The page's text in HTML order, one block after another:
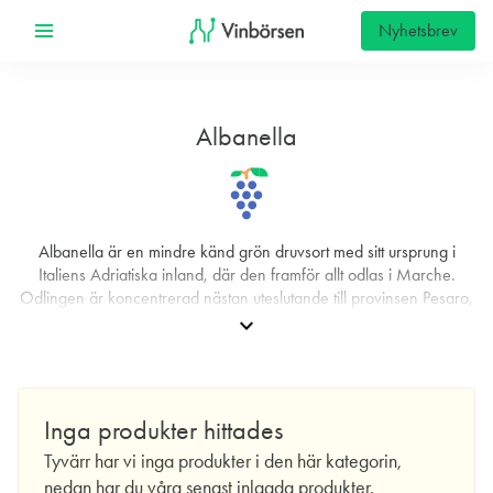
Nyhetsbrev
Albanella
Albanella är en mindre känd grön druvsort med sitt ursprung i
Italiens Adriatiska inland, där den framför allt odlas i Marche.
Odlingen är koncentrerad nästan uteslutande till provinsen Pesaro,
i de böljande kullarna som vetter mot havet och påverkas av svala
och förklarar varför den sällan syns utanför regionen. Inom
vita vinerna och förekommer ofta som huvudingrediens, även om
den enligt appellationsreglerna kan blandas med andra sorter
beroende på producentens stil och årgångens förutsättningar.
expand_more
Inga produkter hittades
Tyvärr har vi inga produkter i den här kategorin,
nedan har du våra senast inlagda produkter.